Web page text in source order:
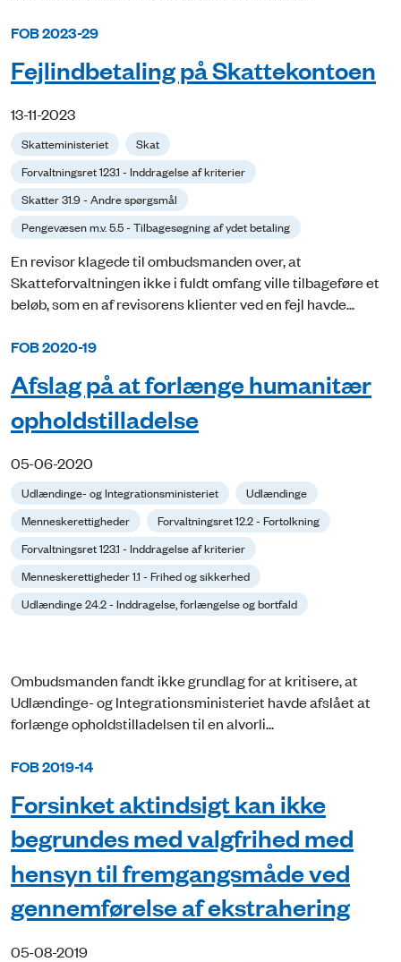
FOB 2023-29
Fejlindbetaling på Skattekontoen
13-11-2023
Skatteministeriet
Skat
Forvaltningsret 123.1 - Inddragelse af kriterier
Skatter 31.9 - Andre spørgsmål
Pengevæsen m.v. 5.5 - Tilbagesøgning af ydet betaling
En revisor klagede til ombudsmanden over, at
Skatteforvaltningen ikke i fuldt omfang ville tilbageføre et
beløb, som en af revisorens klienter ved en fejl havde...
FOB 2020-19
Afslag på at forlænge humanitær
opholdstilladelse
05-06-2020
Udlændinge- og Integrationsministeriet
Udlændinge
Menneskerettigheder
Forvaltningsret 12.2 - Fortolkning
Forvaltningsret 123.1 - Inddragelse af kriterier
Menneskerettigheder 1.1 - Frihed og sikkerhed
Udlændinge 24.2 - Inddragelse, forlængelse og bortfald
Ombudsmanden fandt ikke grundlag for at kritisere, at
Udlændinge- og Integrationsministeriet havde afslået at
forlænge opholdstilladelsen til en alvorli...
FOB 2019-14
Forsinket aktindsigt kan ikke
begrundes med valgfrihed med
hensyn til fremgangsmåde ved
gennemførelse af ekstrahering
05-08-2019